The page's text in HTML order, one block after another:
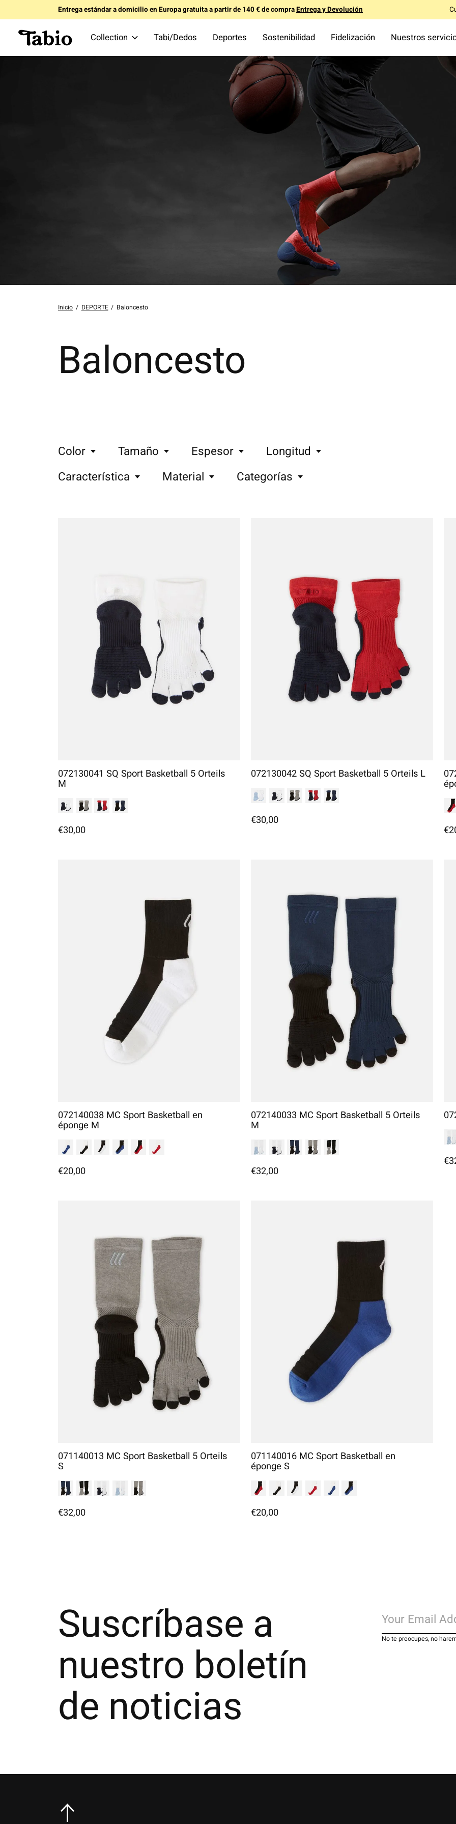
Entrega estándar a domicilio en Europa gratuita a partir de 140 € de compraEntrega y Devolución
Collection Tabi/Dedos Deportes Sostenibilidad Fidelización Nuestros
Inicio / DEPORTE / Baloncesto
Baloncesto
Color Tamaño Espesor
Longitud
Característica
Material Categorías
072130041 SQ Sport Basketball 5 Orteils
M
€30,00
072130042 SQ Sport Basketball 5 Orteils L
€30,00
072140038 MC Sport Basketball en
éponge M
€20,00
072140033 MC Sport Basketball 5 Orteils
M
€32,00
071140013 MC Sport Basketball 5 Orteils
S
€32,00
071140016 MC Sport Basketball en
éponge S
€20,00
Suscríbase a
nuestro boletín
de noticias
No te preocupes, no